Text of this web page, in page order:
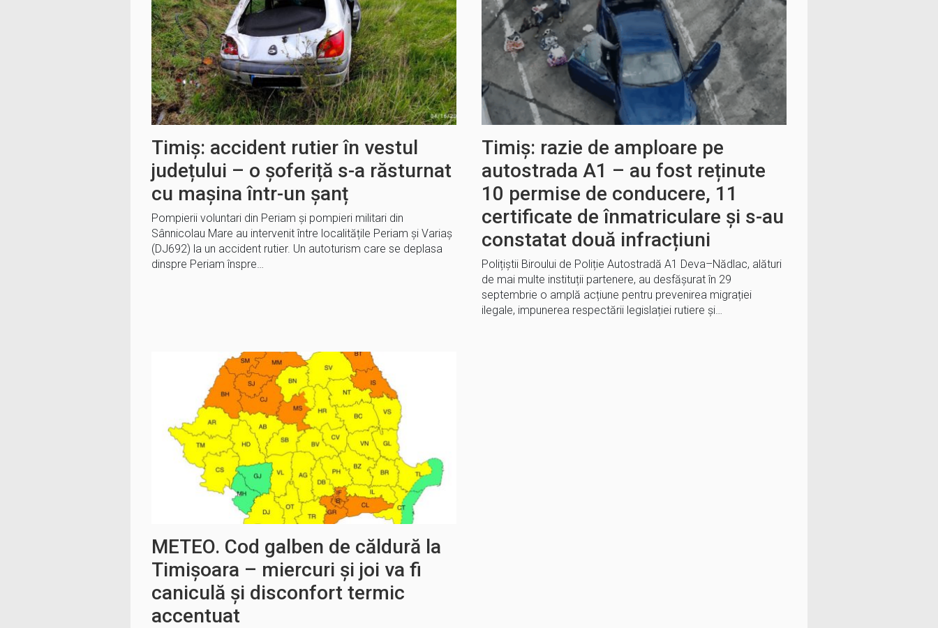
Timiș: accident rutier în vestul
județului – o șoferiță s-a răsturnat
cu mașina într-un șanț
Pompierii voluntari din Periam și pompieri militari din
Sânnicolau Mare au intervenit între localitățile Periam și Variaș
(DJ692) la un accident rutier. Un autoturism care se deplasa
dinspre Periam înspre…
Timiș: razie de amploare pe
autostrada A1 – au fost reținute
10 permise de conducere, 11
certificate de înmatriculare și s-au
constatat două infracțiuni
Polițiștii Biroului de Poliție Autostradă A1 Deva–Nădlac, alături
de mai multe instituții partenere, au desfășurat în 29
septembrie o amplă acțiune pentru prevenirea migrației
ilegale, impunerea respectării legislației rutiere și…
METEO. Cod galben de căldură la
Timișoara – miercuri și joi va fi
caniculă şi disconfort termic
accentuat